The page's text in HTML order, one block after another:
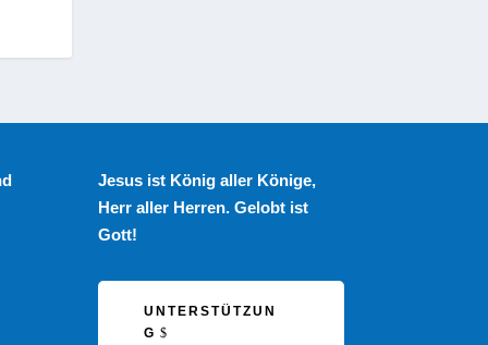
Jesus ist König aller Könige,
Herr aller Herren. Gelobt ist
Gott!
UNTERSTÜTZUN
G